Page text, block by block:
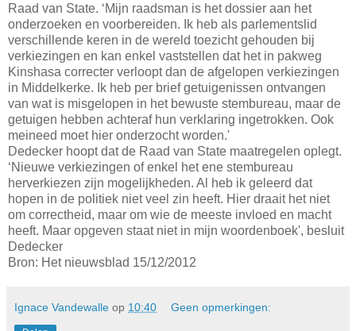
Raad van State. ‘Mijn raadsman is het dossier aan het
onderzoeken en voorbereiden. Ik heb als parlementslid
verschillende keren in de wereld toezicht gehouden bij
verkiezingen en kan enkel vaststellen dat het in pakweg
Kinshasa correcter verloopt dan de afgelopen verkiezingen
in Middelkerke. Ik heb per brief getuigenissen ontvangen
van wat is misgelopen in het bewuste stembureau, maar de
getuigen hebben achteraf hun verklaring ingetrokken. Ook
meineed moet hier onderzocht worden.'
Dedecker hoopt dat de Raad van State maatregelen oplegt.
‘Nieuwe verkiezingen of enkel het ene stembureau
herverkiezen zijn mogelijkheden. Al heb ik geleerd dat
hopen in de politiek niet veel zin heeft. Hier draait het niet
om correctheid, maar om wie de meeste invloed en macht
heeft. Maar opgeven staat niet in mijn woordenboek', besluit
Dedecker
Bron: Het nieuwsblad 15/12/2012
Ignace Vandewalle op 10:40 Geen opmerkingen: